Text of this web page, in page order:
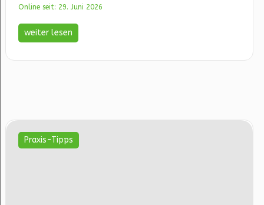
Online seit: 29. Juni 2026
weiter lesen
Praxis-Tipps